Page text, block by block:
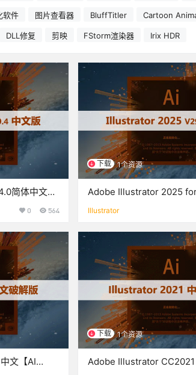
软件 图片查看器 BluffTitler Cartoon
DLL修复 剪映 FStorm渲染器 Irix HDR
简体中文破
0 564
下载 1个资源
Adobe Illustrator 2025
Illustrator
文【AI
下载 1个资源
Adobe Illustrator CC2021